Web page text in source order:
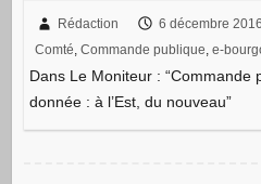
Rédaction 6 décembre 2016
Comté, Commande publique, e-
Dans Le Moniteur : “Commande
donnée : à l’Est, du nouveau”